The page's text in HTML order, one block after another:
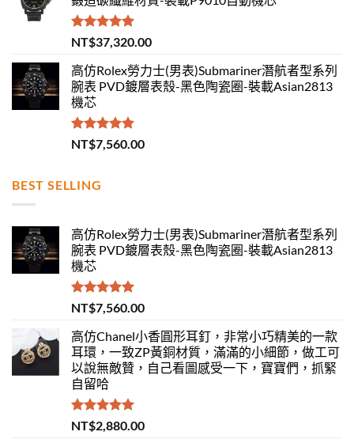
評分5.00
滿分 5
NT$37,320.00
高仿Rolex勞力士(男表)Submariner潛航者型系列
腕表 PVD鍍層表殼-黑色陶瓷圈-裝載Asian2813
機芯
評分 5.00
滿分 5
NT$7,560.00
BEST SELLING
高仿Rolex勞力士(男表)Submariner潛航者型系列
腕表 PVD鍍層表殼-黑色陶瓷圈-裝載Asian2813
機芯
評分 5.00
滿分 5
NT$7,560.00
高仿Chanel小香圓形耳釘，非常小巧精美的一款
耳環，一致ZP黃銅材質，滿滿的小細節，做工可
以說無敵贊，自己看圖感受一下，寶寶們，抓緊
自留哈
評分 5.00
滿分 5
NT$2,880.00